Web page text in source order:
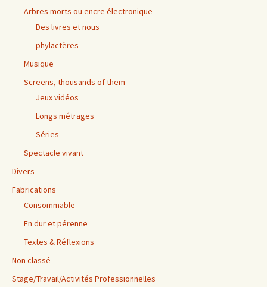
Arbres morts ou encre électronique
Des livres et nous
phylactères
Musique
Screens, thousands of them
Jeux vidéos
Longs métrages
Séries
Spectacle vivant
Divers
Fabrications
Consommable
En dur et pérenne
Textes & Réflexions
Non classé
Stage/Travail/Activités Professionnelles